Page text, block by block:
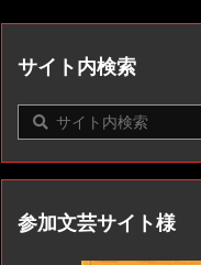
サイト内検索
参加文芸サイト様